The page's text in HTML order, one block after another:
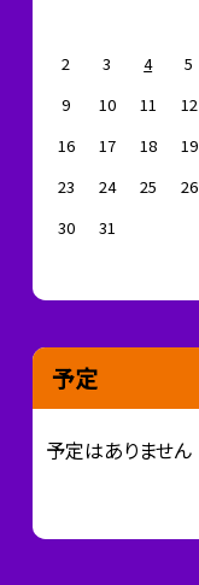
2
3 4 5
9
10 11 12
16
17 18 19
23
24 25 26
30
31
予定
予定はありません